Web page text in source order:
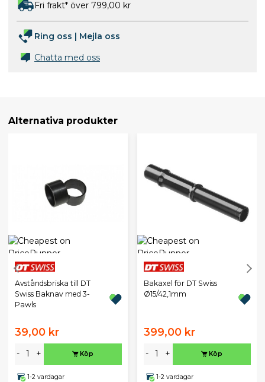
Fri frakt* över 799,00 kr
Ring oss | Mejla oss
Chatta med oss
Alternativa produkter
Avståndsbriska till DT
Swiss Baknav med 3-
Pawls
39,00 kr
- + Köp
1-2 vardagar
Bakaxel för DT Swiss
Ø15/42,1mm
399,00 kr
- + Köp
1-2 vardagar